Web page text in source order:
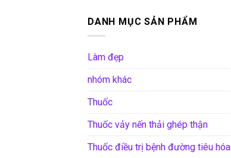
DANH MỤC SẢN PHẨM
Làm đẹp
nhóm khác
Thuốc
Thuốc vảy nến thải ghép thận
Thuốc điều trị bệnh đường tiêu hóa